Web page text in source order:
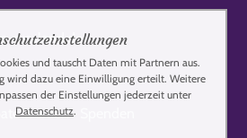
russland.de
werden·
und tauscht Daten mit Partnern aus.
wird dazu eine Einwilligung erteilt. Weitere
der Einstellungen jederzeit unter
Datenschutz.